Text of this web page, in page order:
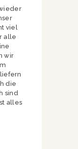
viel
alle
wir
die
sind
alles